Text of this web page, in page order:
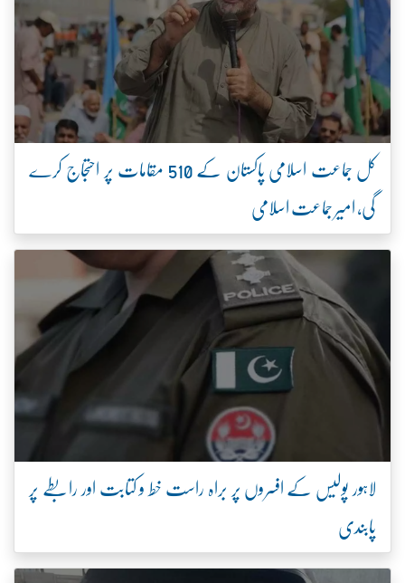
کل جماعت اسلامی پاکستان کے 510 مقامات پر احتجاج کرے
گی، امیر جماعت اسلامی
لاہور پولیس کے افسروں پر براہ راست خط و کتابت اور رابطے پر
پابندی